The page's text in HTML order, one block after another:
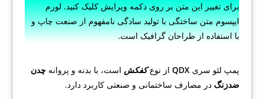
برای تغییر این متن بر روی دکمه ویرایش کلیک کنید. لورم
ایپسوم متن ساختگی با تولید سادگی نامفهوم از صنعت چاپ و
با استفاده از طراحان گرافیک است.
پمپ لئو سریQDX از نوعکفکش است، با بدنه و پروانهچدن
ضدزنگدر مصارف ساختمانی و صنعتی کاربرد دارد.